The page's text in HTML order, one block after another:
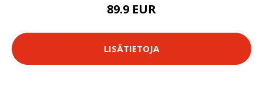
89.9 EUR
LISÄTIETOJA